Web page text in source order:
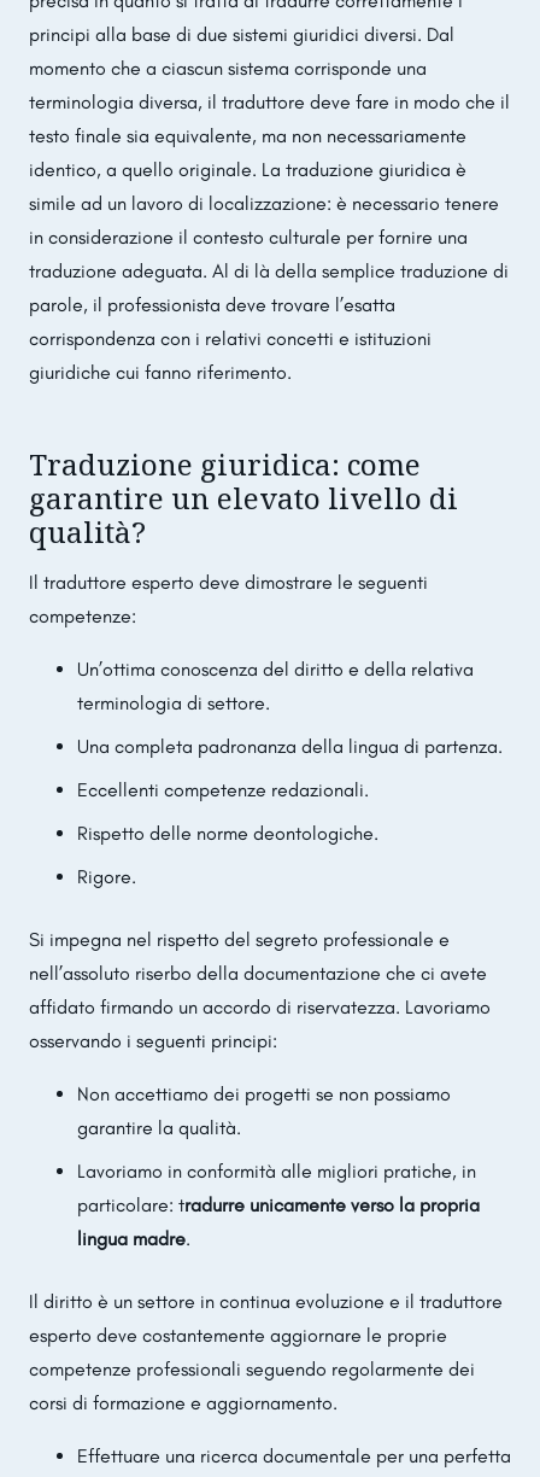
principi alla base di due sistemi giuridici diversi. Dal
momento che a ciascun sistema corrisponde una
terminologia diversa, il traduttore deve fare in modo che il
testo finale sia equivalente, ma non necessariamente
identico, a quello originale. La traduzione giuridica è
simile ad un lavoro di localizzazione: è necessario tenere
in considerazione il contesto culturale per fornire una
traduzione adeguata. Al di là della semplice traduzione di
parole, il professionista deve trovare l’esatta
corrispondenza con i relativi concetti e istituzioni
giuridiche cui fanno riferimento.
Traduzione giuridica: come
garantire un elevato livello di
qualità?
Il traduttore esperto deve dimostrare le seguenti
competenze:
Un’ottima conoscenza del diritto e della relativa
terminologia di settore.
Una completa padronanza della lingua di partenza.
Eccellenti competenze redazionali.
Rispetto delle norme deontologiche.
Rigore.
Si impegna nel rispetto del segreto professionale e
nell’assoluto riserbo della documentazione che ci avete
affidato firmando un accordo di riservatezza. Lavoriamo
osservando i seguenti principi:
Non accettiamo dei progetti se non possiamo
garantire la qualità.
Lavoriamo in conformità alle migliori pratiche, in
particolare: tradurre unicamente verso la propria
lingua madre.
Il diritto è un settore in continua evoluzione e il traduttore
esperto deve costantemente aggiornare le proprie
competenze professionali seguendo regolarmente dei
corsi di formazione e aggiornamento.
Effettuare una ricerca documentale per una perfetta